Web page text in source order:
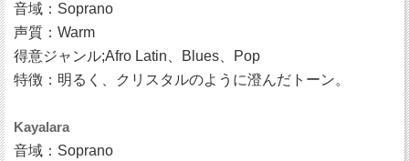
音域：Soprano
声質：Warm
得意ジャンル;Afro Latin、Blues、Pop
特徴：明るく、クリスタルのように澄んだトーン。
Kayalara
音域：Soprano